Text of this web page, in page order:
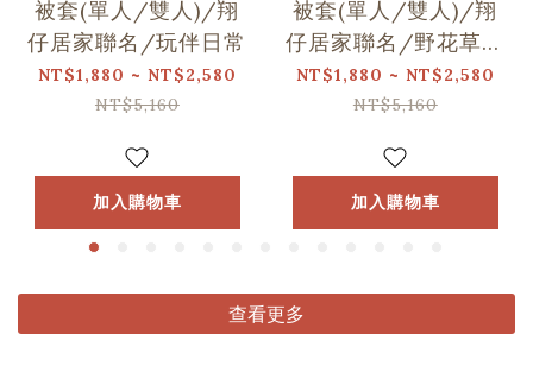
被套(單人/雙人)/翔
仔居家聯名/玩伴日常
NT$1,880 ~ NT$2,580
NT$5,160
加入購物車
被套(單人/雙人)/翔
仔居家聯名/野花草與
蝴蝶
NT$1,880 ~ NT$2,580
NT$5,160
加入購物車
查看更多